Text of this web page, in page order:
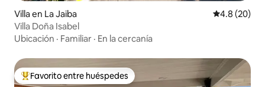
Villa en La Jaiba Calificación
4.8 (20)
Villa Doña Isabel
Ubicación · Familiar · En la cercanía
Favorito entre huéspedes preferido
Favorito entre huéspedes